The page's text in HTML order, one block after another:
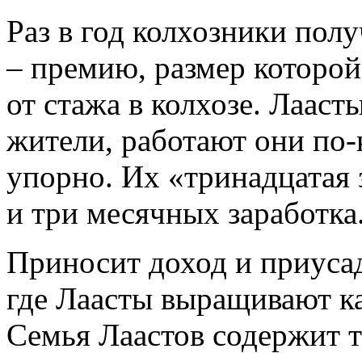
Раз в год колхозники
– премию, размер
от стажа в колхозе.
жители, работают они по-
упорно. Их «тринадцатая
и три месячных
Приносит доход и
где Лаасты выращивают
Семья Лаастов содержит